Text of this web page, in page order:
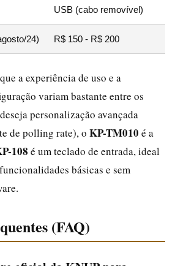
USB (cabo removível)
24) R$ 150 - R$ 200
a experiência de uso e a
variam bastante entre os
personalização avançada
de polling rate), o KP-TM010 é a
108 é um teclado de entrada, ideal
básicas e sem
(FAQ)